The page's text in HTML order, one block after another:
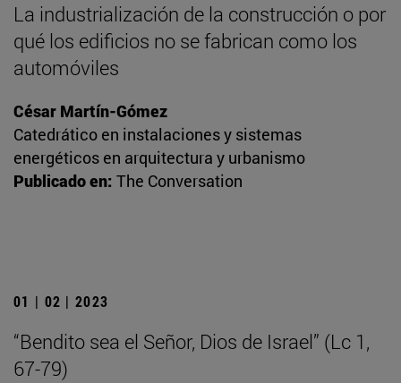
La industrialización de la construcción o por
qué los edificios no se fabrican como los
automóviles
César Martín-Gómez
Catedrático en instalaciones y sistemas
energéticos en arquitectura y urbanismo
Publicado en: The Conversation
01 | 02 | 2023
“Bendito sea el Señor, Dios de Israel” (Lc 1,
67-79)